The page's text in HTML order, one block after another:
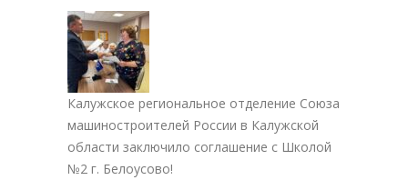
Калужское региональное отделение Союза
машиностроителей России в Калужской
области заключило соглашение с Школой
№2 г. Белоусово!